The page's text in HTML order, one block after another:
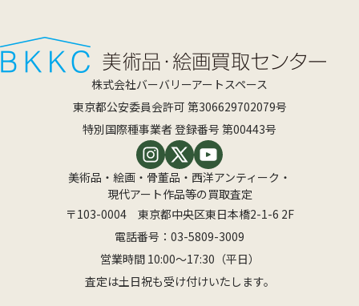
株式会社バーバリーアートスペース
東京都公安委員会許可 第306629702079号
特別国際種事業者 登録番号 第00443号
美術品・絵画・骨董品・西洋アンティーク・
現代アート作品等の買取査定
〒103-0004 東京都中央区東日本橋2-1-6 2F
電話番号： 03-5809-3009
営業時間 10:00〜17:30（平日）
査定は土日祝も受け付けいたします。